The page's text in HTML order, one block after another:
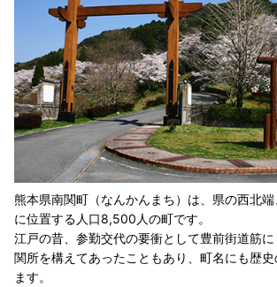
熊本県南関町（なんかんまち）は、県の西北
に位置する人口8,500人の町です。
江戸の昔、参勤交代の要衝として豊前街道筋
関所を構えてあったこともあり、町名にも歴
ます。